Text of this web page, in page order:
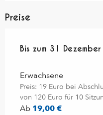
Preise
ab 13 Juni 2026bis
Bis zum 31
Erwachsene
Preis: 19 Euro bei
von 120 Euro für 10
Ab 19,00 €